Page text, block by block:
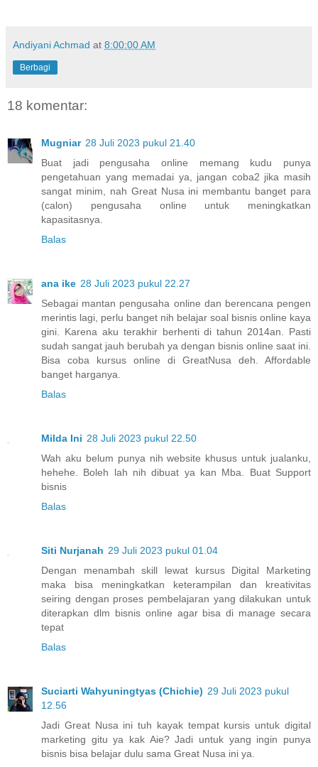
Andiyani Achmad at 8:00:00 AM
Berbagi
18 komentar:
Mugniar 28 Juli 2023 pukul 21.40
Buat jadi pengusaha online memang kudu punya
pengetahuan yang memadai ya, jangan coba2 jika masih
sangat minim, nah Great Nusa ini membantu banget para
(calon) pengusaha online untuk meningkatkan
kapasitasnya.
Balas
ana ike 28 Juli 2023 pukul 22.27
Sebagai mantan pengusaha online dan berencana pengen
merintis lagi, perlu banget nih belajar soal bisnis online kaya
gini. Karena aku terakhir berhenti di tahun 2014an. Pasti
sudah sangat jauh berubah ya dengan bisnis online saat ini.
Bisa coba kursus online di GreatNusa deh. Affordable
banget harganya.
Balas
Milda Ini 28 Juli 2023 pukul 22.50
Wah aku belum punya nih website khusus untuk jualanku,
hehehe. Boleh lah nih dibuat ya kan Mba. Buat Support
bisnis
Balas
Siti Nurjanah 29 Juli 2023 pukul 01.04
Dengan menambah skill lewat kursus Digital Marketing
maka bisa meningkatkan keterampilan dan kreativitas
seiring dengan proses pembelajaran yang dilakukan untuk
diterapkan dlm bisnis online agar bisa di manage secara
tepat
Balas
Suciarti Wahyuningtyas (Chichie) 29 Juli 2023 pukul
12.56
Jadi Great Nusa ini tuh kayak tempat kursis untuk digital
marketing gitu ya kak Aie? Jadi untuk yang ingin punya
bisnis bisa belajar dulu sama Great Nusa ini ya.